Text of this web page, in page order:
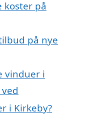
på
på nye
vinduer i
i Kirkeby?